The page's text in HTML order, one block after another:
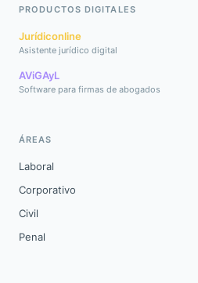
PRODUCTOS DIGITALES
Jurídiconline
Asistente jurídico digital
AViGAyL
Software para firmas de abogados
ÁREAS
Laboral
Corporativo
Civil
Penal